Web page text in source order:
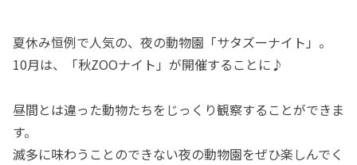
夏休み恒例で人気の、夜の動物園「サタズーナイト」。
10月は、「秋ZOOナイト」が開催することに♪
昼間とは違った動物たちをじっくり観察することができま
す。
滅多に味わうことのできない夜の動物園をぜひ楽しんでく